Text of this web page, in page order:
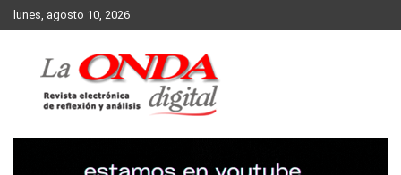
Skip
to
lunes, agosto 10, 2026